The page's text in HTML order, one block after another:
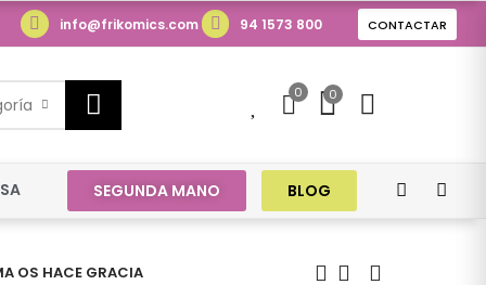
info@frikomics.com 94 1573 800 CONTACTAR
0 0
SEGUNDA MANO BLOG
OS HACE GRACIA